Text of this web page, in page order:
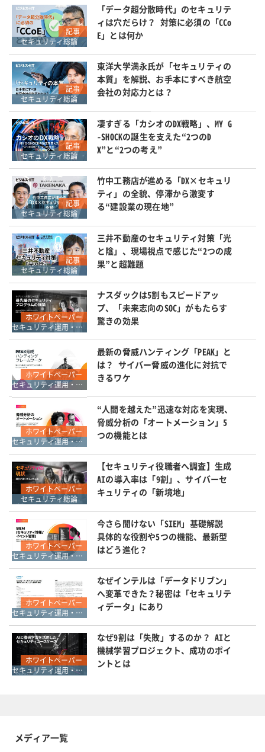
記事
セキュリティ総論
「データ超分散時代」のセキュリテ
ィは穴だらけ？ 対策に必須の「CCo
E」とは何か
記事
セキュリティ総論
東洋大学満永氏が「セキュリティの
本質」を解説、お手本にすべき航空
会社の対応力とは？
記事
セキュリティ総論
凄すぎる「カシオのDX戦略」、MY G
-SHOCKの誕生を支えた“2つのD
X”と“2つの考え”
記事
セキュリティ総論
竹中工務店が進める「DX×セキュリ
ティ」の全貌、停滞から激変す
る“建設業の現在地”
記事
セキュリティ総論
三井不動産のセキュリティ対策「光
と陰」、現場視点で感じた“2つの成
果”と超難題
ホワイトペーパー
セキュリティ運用・SOC・SIEM・ログ管理
ナスダックは5割もスピードアッ
プ、「未来志向のSOC」がもたらす
驚きの効果
ホワイトペーパー
セキュリティ運用・SOC・SIEM・ログ管理
最新の脅威ハンティング「PEAK」と
は？ サイバー脅威の進化に対抗で
きるワケ
ホワイトペーパー
セキュリティ運用・SOC・SIEM・ログ管理
“人間を越えた”迅速な対応を実現、
脅威分析の「オートメーション」5
つの機能とは
ホワイトペーパー
セキュリティ総論
【セキュリティ役職者へ調査】生成
AIの導入率は「9割」、サイバーセ
キュリティの「新境地」
ホワイトペーパー
セキュリティ運用・SOC・SIEM・ログ管理
今さら聞けない「SIEM」基礎解説
具体的な役割や5つの機能、最新型
はどう進化？
ホワイトペーパー
セキュリティ運用・SOC・SIEM・ログ管理
なぜインテルは「データドリブン」
へ変革できた？秘密は「セキュリテ
ィデータ」にあり
ホワイトペーパー
セキュリティ運用・SOC・SIEM・ログ管理
なぜ9割は「失敗」するのか？ AIと
機械学習プロジェクト、成功のポイ
ントとは
メディア一覧